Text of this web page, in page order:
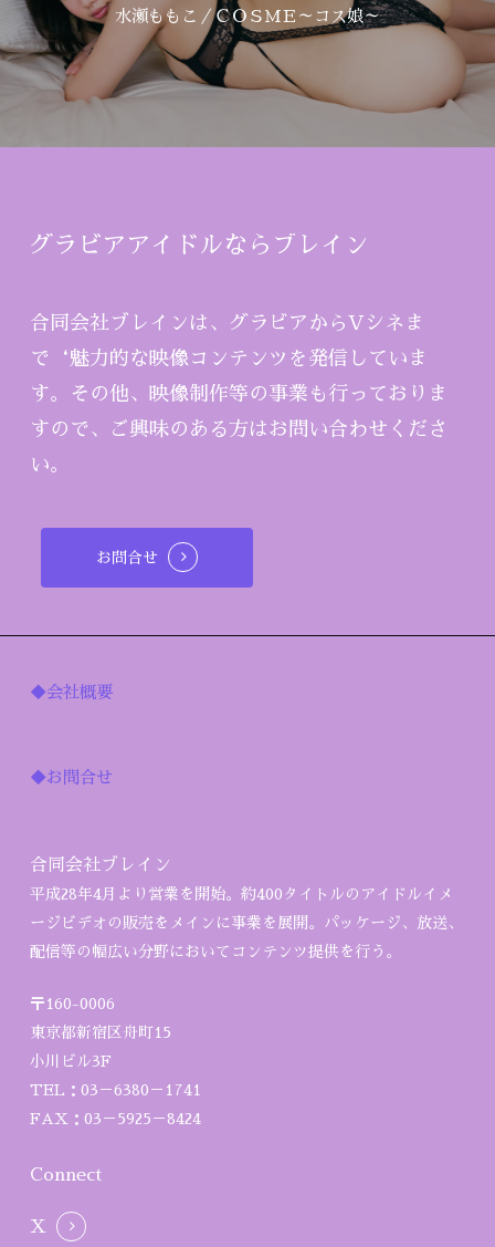
水瀬ももこ／ＣＯＳＭＥ～コス娘～
グラビアアイドルならブレイン
合同会社ブレインは、グラビアからVシネま
で‘魅力的な映像コンテンツを発信していま
す。その他、映像制作等の事業も行っておりま
すので、ご興味のある方はお問い合わせくださ
い。
お問合せ
◆会社概要
◆お問合せ
合同会社ブレイン
平成28年4月より営業を開始。約400タイトルのアイドルイメ
ージビデオの販売をメインに事業を展開。パッケージ、放送、
配信等の幅広い分野においてコンテンツ提供を行う。
〒160-0006
東京都新宿区舟町15
小川ビル3F
TEL：03－6380－1741
FAX：03－5925－8424
Connect
X